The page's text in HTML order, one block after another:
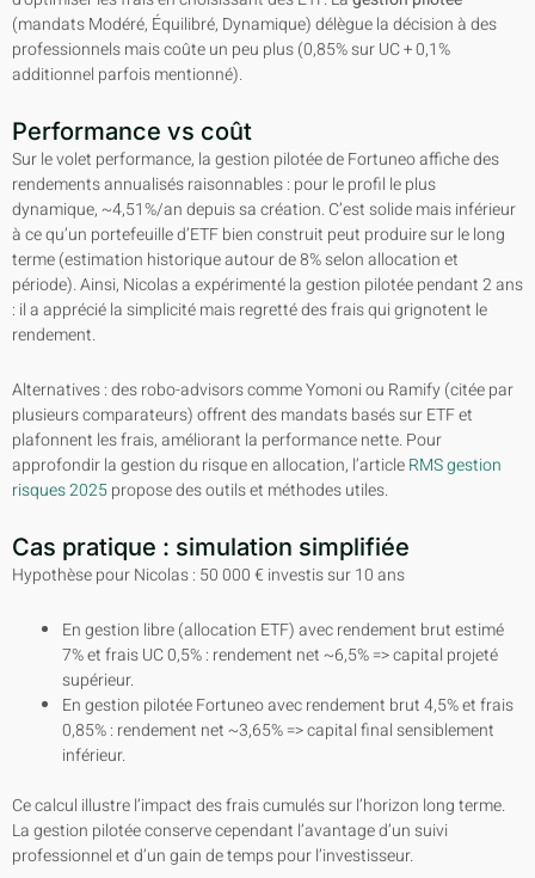
(mandats Modéré, Équilibré, Dynamique) délègue la décision à des
professionnels mais coûte un peu plus (0,85% sur UC + 0,1%
additionnel parfois mentionné).
Performance vs coût
Sur le volet performance, la gestion pilotée de Fortuneo affiche des
rendements annualisés raisonnables : pour le profil le plus
dynamique, ~4,51%/an depuis sa création. C’est solide mais inférieur
à ce qu’un portefeuille d’ETF bien construit peut produire sur le long
terme (estimation historique autour de 8% selon allocation et
période). Ainsi, Nicolas a expérimenté la gestion pilotée pendant 2 ans
: il a apprécié la simplicité mais regretté des frais qui grignotent le
rendement.
Alternatives : des robo-advisors comme Yomoni ou Ramify (citée par
plusieurs comparateurs) offrent des mandats basés sur ETF et
plafonnent les frais, améliorant la performance nette. Pour
approfondir la gestion du risque en allocation, l’articleRMS gestion
risques 2025propose des outils et méthodes utiles.
Cas pratique : simulation simplifiée
Hypothèse pour Nicolas : 50 000 € investis sur 10 ans
En gestion libre (allocation ETF) avec rendement brut estimé
7% et frais UC 0,5% : rendement net ~6,5% => capital projeté
supérieur.
En gestion pilotée Fortuneo avec rendement brut 4,5% et frais
0,85% : rendement net ~3,65% => capital final sensiblement
inférieur.
Ce calcul illustre l’impact des frais cumulés sur l’horizon long terme.
La gestion pilotée conserve cependant l’avantage d’un suivi
professionnel et d’un gain de temps pour l’investisseur.